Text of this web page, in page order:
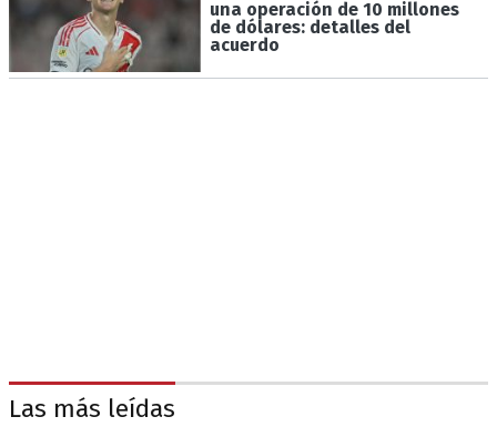
una operación de 10 millones
de dólares: detalles del
acuerdo
Las más leídas